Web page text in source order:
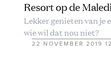
Resort op de
Lekker genieten van je
wie wil dat nou niet?
22 NOVEMBER 2019